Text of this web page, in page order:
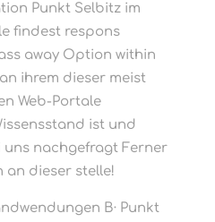
Punkt Selbitz im
findest respons
away Option within
ihrem dieser meist
Web-Portale
ist und
nachgefragt Ferner
an dieser stelle!
В· Punkt